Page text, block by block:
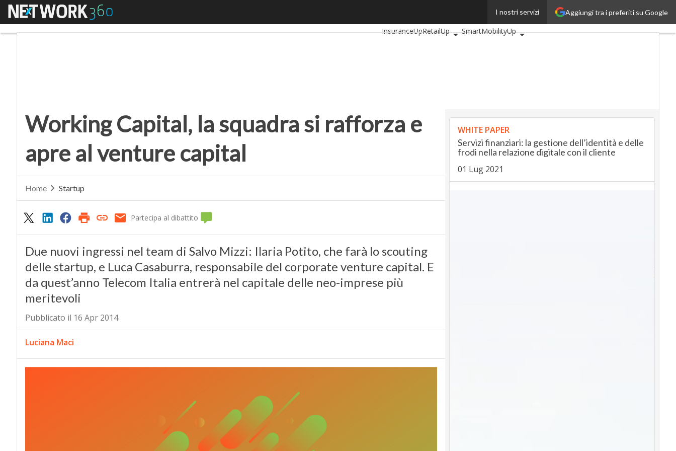
Aggiungi tra i preferiti su Google
I nostri servizi
Menu
BankingUp
InsuranceUpRetailUp
SmartMobilityUp
Working Capital, la squadra si rafforza e
apre al venture capital
Home Startup
Partecipa al dibattito
Due nuovi ingressi nel team di Salvo Mizzi: Ilaria Potito, che farà lo scouting
delle startup, e Luca Casaburra, responsabile del corporate venture capital. E
da quest’anno Telecom Italia entrerà nel capitale delle neo-imprese più
meritevoli
Pubblicato il 16 Apr 2014
Luciana Maci
WHITE PAPER
Servizi finanziari: la gestione dell’identità e delle
frodi nella relazione digitale con il cliente
01 Lug 2021